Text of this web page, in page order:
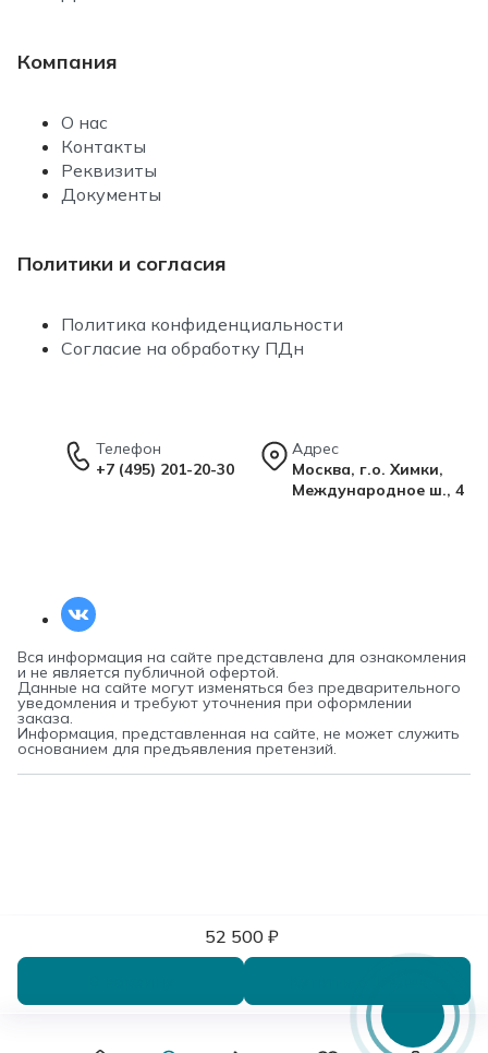
52 500 ₽
Компания
О нас
Контакты
Реквизиты
Документы
Политики и согласия
Политика конфиденциальности
Согласие на обработку ПДн
Телефон
+7 (495) 201-20-30
Адрес
Москва, г.о. Химки,
Международное ш., 4
Вся информация на сайте представлена для ознакомления
и не является публичной офертой.
Данные на сайте могут изменяться без предварительного
уведомления и требуют уточнения при оформлении
заказа.
Информация, представленная на сайте, не может служить
основанием для предъявления претензий.